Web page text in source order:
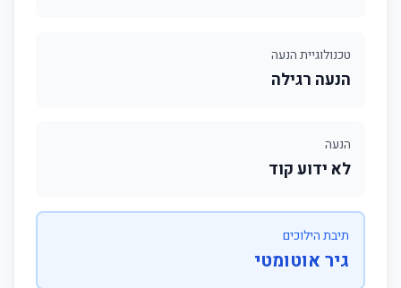
טכנולוגיית הנעה
הנעה רגילה
הנעה
לא ידוע קוד
תיבת הילוכים
גיר אוטומטי